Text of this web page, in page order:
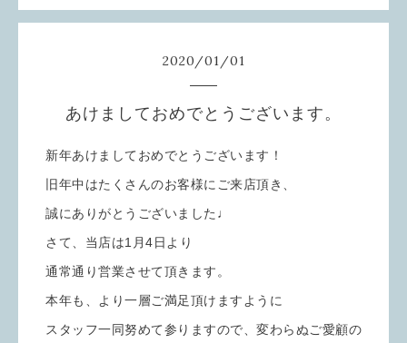
2020/01/01
あけましておめでとうございます。
新年あけましておめでとうございます！
旧年中はたくさんのお客様にご来店頂き、
誠にありがとうございました♩
さて、当店は1月4日より
通常通り営業させて頂きます。
本年も、より一層ご満足頂けますように
スタッフ一同努めて参りますので、変わらぬご愛顧の